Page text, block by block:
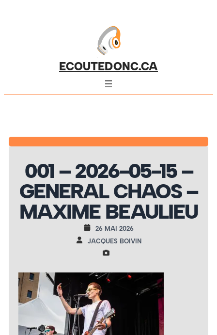
ECOUTEDONC.CA
001 – 2026-05-15 –
GENERAL CHAOS –
MAXIME BEAULIEU
26 MAI 2026
JACQUES BOIVIN